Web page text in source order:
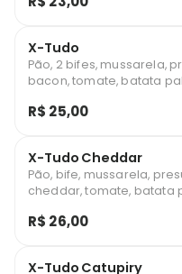
X-Tudo
Pão, 2 bifes, mussarela,
bacon, tomate, batata palha
R$ 25,00
X-Tudo Cheddar
Pão, bife, mussarela,
cheddar, tomate, batata
R$ 26,00
X-Tudo Catupiry